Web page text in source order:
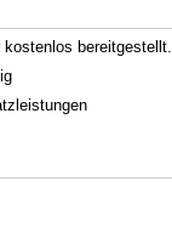
kostenlos bereitgestellt.